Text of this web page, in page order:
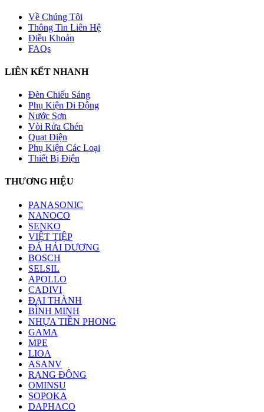
Về Chúng Tôi
Thông Tin Liên Hệ
Điều Khoản
FAQs
LIÊN KẾT NHANH
Đèn Chiếu Sáng
Phụ Kiện Di Động
Nước Sơn
Vòi Rửa Chén
Quạt Điện
Phụ Kiện Các Loại
Thiết Bị Điện
THƯƠNG HIỆU
PANASONIC
NANOCO
SENKO
VIỆT TIỆP
ĐÁ HẢI DƯƠNG
BOSCH
SELSIL
APOLLO
CADIVI
ĐẠI THÀNH
BÌNH MINH
NHỰA TIỀN PHONG
GAMA
MPE
LIOA
ASANV
RẠNG ĐÔNG
OMINSU
SOPOKA
DAPHACO